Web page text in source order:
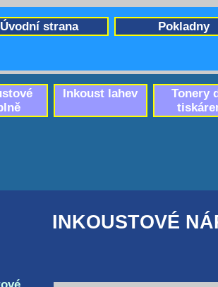
INKOUSTOVÉ
Pokladny
Úvodní strana
Tonery
Inkoust lahev